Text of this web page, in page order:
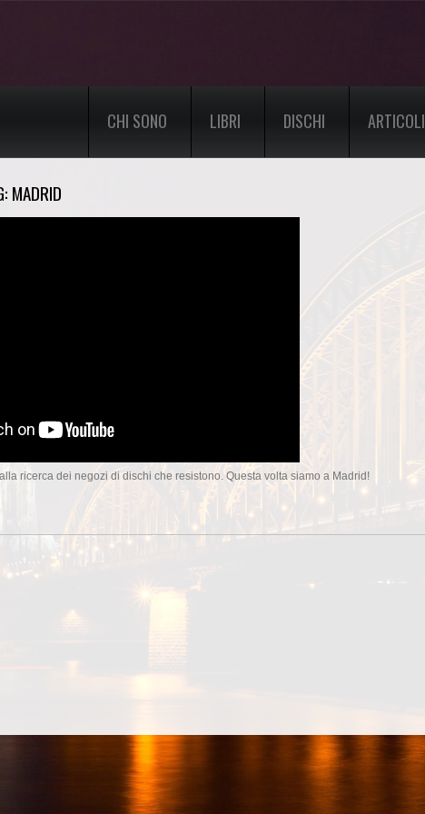
CHI SONO LIBRI DISCHI ARTICOLI
MADRID
ricerca dei negozi di dischi che resistono. Questa volta siamo a Madrid!